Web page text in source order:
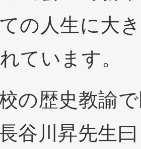
の人生に大
ています。
の歴史教諭
谷川昇先生